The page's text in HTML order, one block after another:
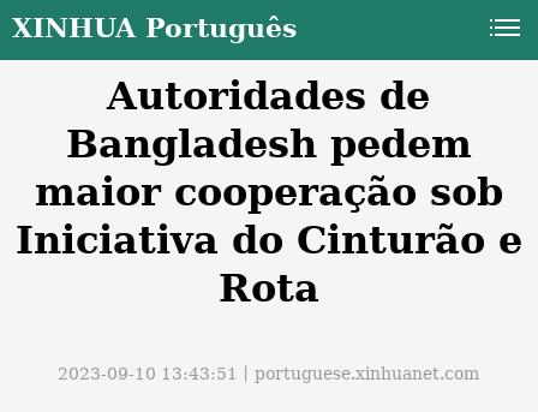
XINHUA Português
Autoridades de
Bangladesh pedem
maior cooperação sob
Iniciativa do Cinturão e
Rota
2023-09-10 13:43:51丨portuguese.xinhuanet.com